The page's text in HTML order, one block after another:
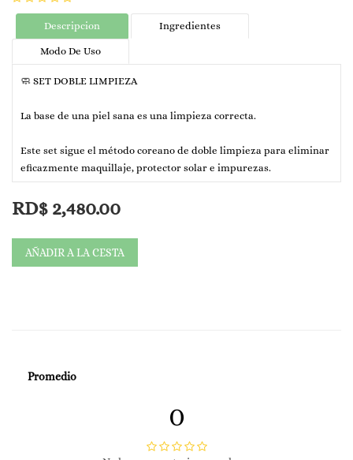
Descripcion Ingredientes
Modo De Uso
🧼 SET DOBLE LIMPIEZA
La base de una piel sana es una limpieza correcta.
Este set sigue el método coreano de doble limpieza para eliminar
eficazmente maquillaje, protector solar e impurezas.
Incluye:
🧴 Chamos Pore-Less Clear Cleansing Oil: disuelve maquillaje y
grasa.
🧴 Chamos Lemon Fruit Cleanser: limpia profundamente sin
🔥 Ahora: RD$2,480
RD$ 2,480.00
AÑADIR A LA CESTA
Promedio
0